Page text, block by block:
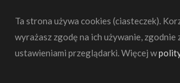
Ta strona używa cookies (ciasteczek).
wyrażasz zgodę na ich używanie, zgodnie
ustawieniami przeglądarki. Więcej w